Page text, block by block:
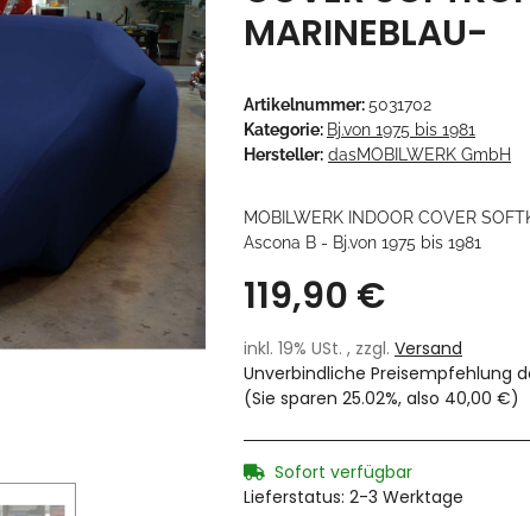
MARINEBLAU-
Artikelnummer:5031702
Kategorie: Bj.von 1975 bis 1981
Hersteller: dasMOBILWERK GmbH
MOBILWERK INDOOR COVER
Ascona B - Bj.von 1975 bis 1981
119,90 €
inkl. 19% USt. , zzgl. Versand
Unverbindliche Preisempfehlung
(Sie sparen 25.02%, also 40,00 €)
Sofort verfügbar
Lieferstatus: 2-3 Werktage